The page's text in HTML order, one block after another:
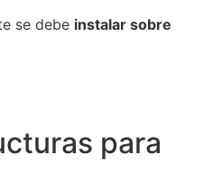
se debe instalar sobre
para